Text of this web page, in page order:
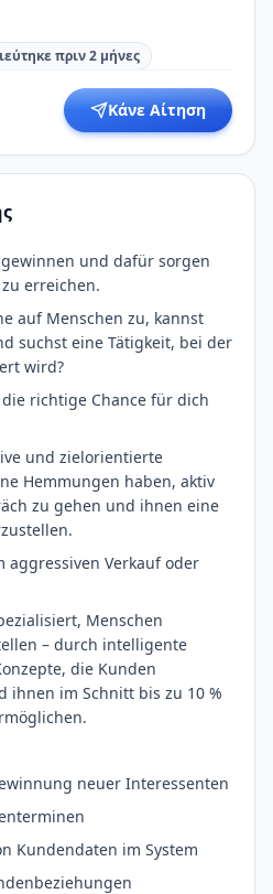
πριν 2 μήνες
Κάνε Αίτηση
und dafür sorgen
erreichen.
auf Menschen zu, kannst
suchst eine Tätigkeit, bei der
wird?
richtige Chance für dich
und zielorientierte
Hemmungen haben, aktiv
zu gehen und ihnen eine
aggressiven Verkauf oder
Menschen
– durch intelligente
die Kunden
ihnen im Schnitt bis zu 10 %
neuer Interessenten
Kundendaten im System